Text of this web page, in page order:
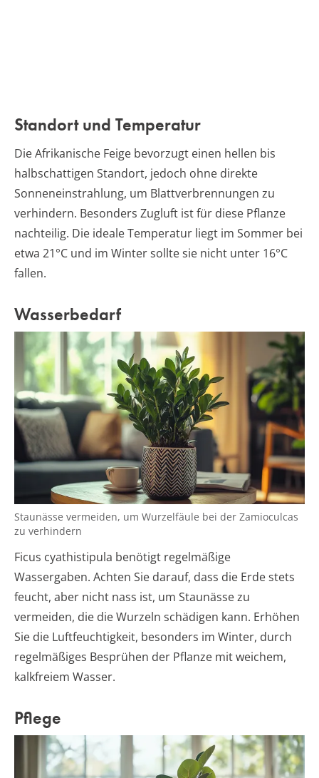
Standort und Temperatur
Die Afrikanische Feige bevorzugt einen hellen bis
halbschattigen Standort, jedoch ohne direkte
Sonneneinstrahlung, um Blattverbrennungen zu
verhindern. Besonders Zugluft ist für diese Pflanze
nachteilig. Die ideale Temperatur liegt im Sommer bei
etwa 21°C und im Winter sollte sie nicht unter 16°C
fallen.
Wasserbedarf
Staunässe vermeiden, um Wurzelfäule bei der Zamioculcas
zu verhindern
Ficus cyathistipula benötigt regelmäßige
Wassergaben. Achten Sie darauf, dass die Erde stets
feucht, aber nicht nass ist, um Staunässe zu
vermeiden, die die Wurzeln schädigen kann. Erhöhen
Sie die Luftfeuchtigkeit, besonders im Winter, durch
regelmäßiges Besprühen der Pflanze mit weichem,
kalkfreiem Wasser.
Pflege